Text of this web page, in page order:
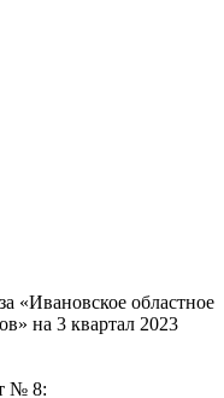
«Ивановское областное
на 3 квартал 2023
№ 8: